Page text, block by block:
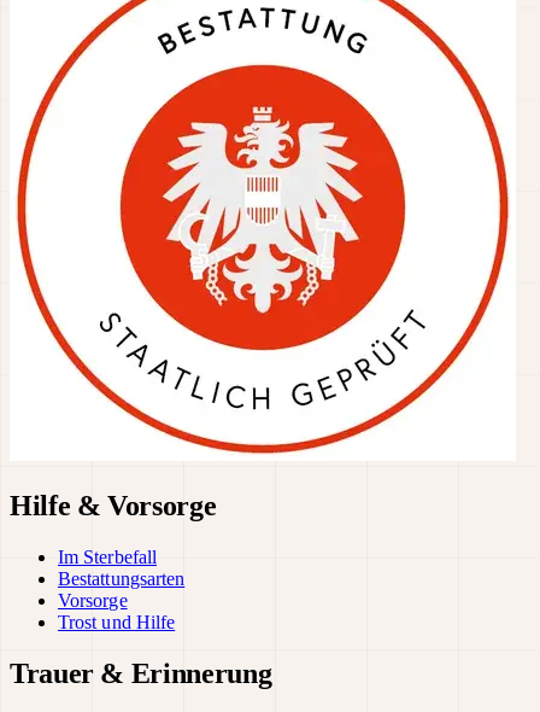
Hilfe & Vorsorge
Im Sterbefall
Bestattungsarten
Vorsorge
Trost und Hilfe
Trauer & Erinnerung